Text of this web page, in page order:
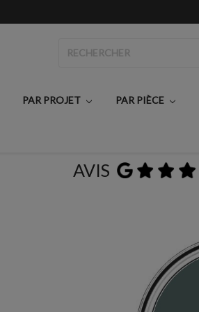
PAR PROJET PAR PIÈCE
AVIS